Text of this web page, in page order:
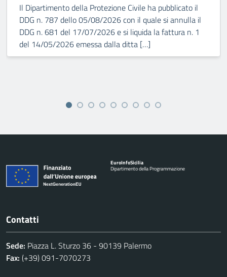
Il Dipartimento della Protezione Civile ha pubblicato il
DDG n. 787 dello 05/08/2026 con il quale si annulla il
DDG n. 681 del 17/07/2026 e si liquida la fattura n. 1
del 14/05/2026 emessa dalla ditta […]
EuroInfoSicilia
Dipartimento della Programmazione
Contatti
Sede: Piazza L. Sturzo 36 - 90139 Palermo
Fax: (+39) 091-7070273